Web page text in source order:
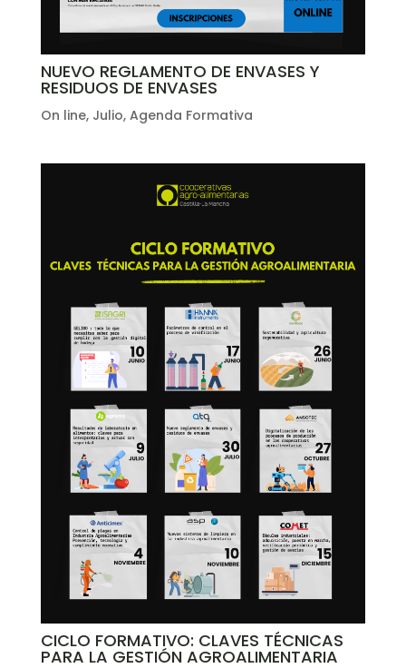
NUEVO REGLAMENTO DE ENVASES Y
RESIDUOS DE ENVASES
On line, Julio, Agenda Formativa
CICLO FORMATIVO: CLAVES TÉCNICAS
PARA LA GESTIÓN AGROALIMENTARIA